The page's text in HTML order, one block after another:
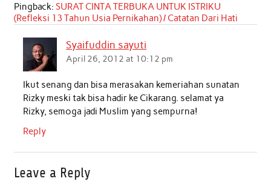
Pingback: SURAT CINTA TERBUKA UNTUK ISTRIKU
(Refleksi 13 Tahun Usia Pernikahan) / Catatan Dari Hati
Syaifuddin sayuti
April 26, 2012 at 10:12 pm
Ikut senang dan bisa merasakan kemeriahan sunatan
Rizky meski tak bisa hadir ke Cikarang. selamat ya
Rizky, semoga jadi Muslim yang sempurna!
Reply
Leave a Reply